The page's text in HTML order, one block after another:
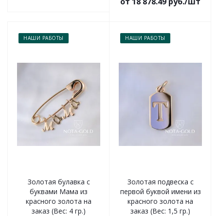
НАШИ РАБОТЫ
Золотая булавка с
буквами Мама из
красного золота на
заказ (Вес: 4 гр.)
НАШИ РАБОТЫ
Золотая подвеска с
первой буквой имени из
красного золота на
заказ (Вес: 1,5 гр.)